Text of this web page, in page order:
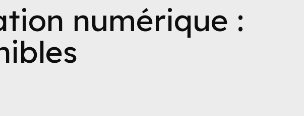
numérique :